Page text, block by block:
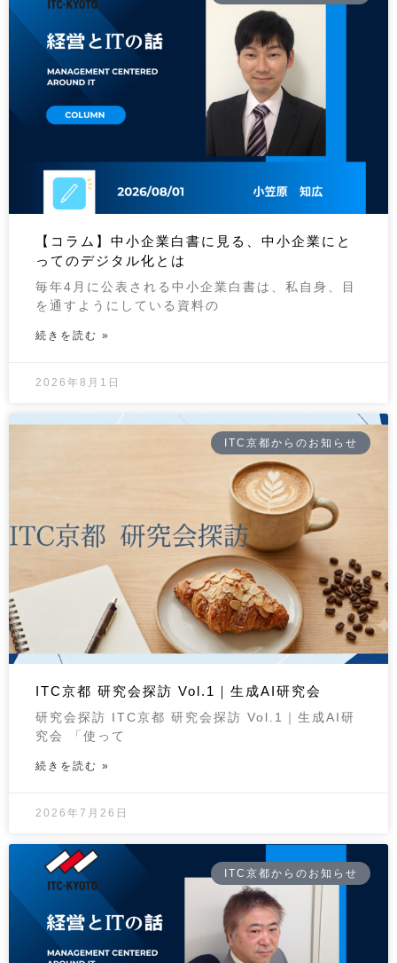
【コラム】中小企業白書に見る、中小企業にと
ってのデジタル化とは
毎年4月に公表される中小企業白書は、私自身、目
を通すようにしている資料の
続きを読む »
2026年8月1日
ITC京都からのお知らせ
ITC京都 研究会探訪 Vol.1｜生成AI研究会
研究会探訪 ITC京都 研究会探訪 Vol.1｜生成AI研
究会 「使って
続きを読む »
2026年7月26日
ITC京都からのお知らせ